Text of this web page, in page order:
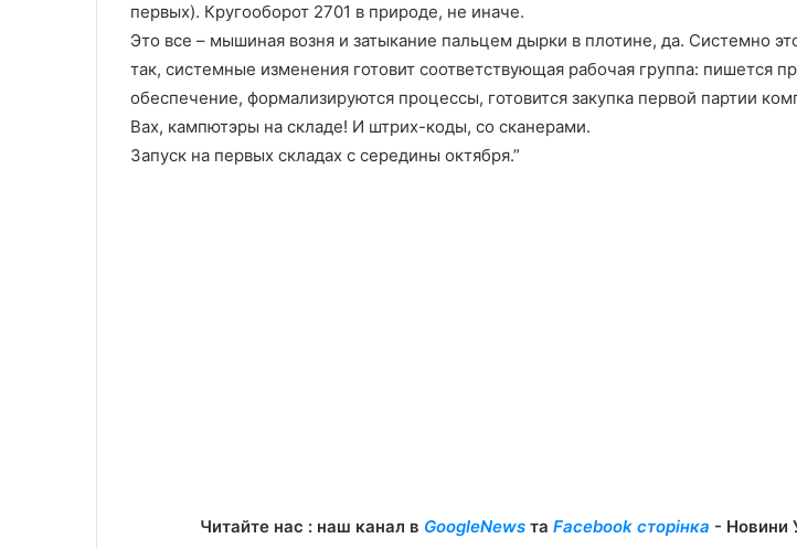
первых). Кругооборот 2701 в природе, не иначе.
Это все – мышиная возня и затыкание пальцем дырки в плотине, да. Системно
так, системные изменения готовит соответствующая рабочая группа: пишется
обеспечение, формализируются процессы, готовится закупка первой партии
Вах, кампютэры на складе! И штрих-коды, со сканерами.
Запуск на первых складах с середины октября.”
Читайте нас : наш канал в GoogleNewsта Facebook сторінка - Новини